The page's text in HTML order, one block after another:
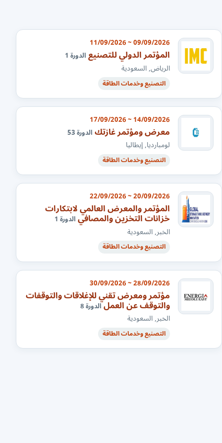
09/09/2026 ~ 11/09/2026
المؤتمر الدولي للتصنيعالدورة 1
الرياض, السعودية
التصنيع وخدمات الطاقة
14/09/2026 ~ 17/09/2026
معرض ومؤتمر غازتكالدورة 53
لومبارديا, إيطاليا
التصنيع وخدمات الطاقة
20/09/2026 ~ 22/09/2026
المؤتمر والمعرض العالمي لابتكارات
خزانات التخزين والمصافيالدورة 1
الخبر, السعودية
التصنيع وخدمات الطاقة
28/09/2026 ~ 30/09/2026
مؤتمر ومعرض تقني للإغلاقات والتوقفات
والتوقف عن العملالدورة 8
الخبر, السعودية
التصنيع وخدمات الطاقة